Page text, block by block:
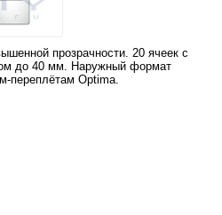
прозрачности. 20 ячеек с
до 40 мм. Наружный формат
переплётам Optima.